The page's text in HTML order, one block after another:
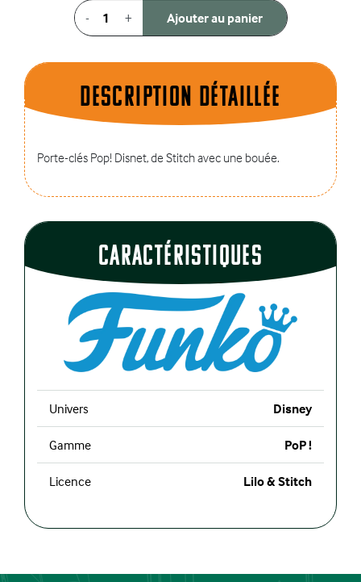
- + Ajouter au panier
Description dÉtaillÉe
Porte-clés Pop! Disnet, de Stitch avec une bouée.
CaractÉristiques
Univers Disney
Gamme PoP !
Licence Lilo & Stitch